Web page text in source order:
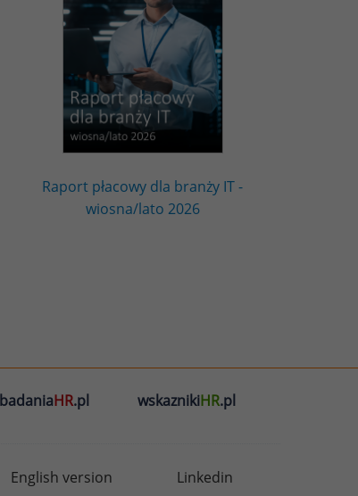
Raport płacowy dla branży IT -
wiosna/lato 2026
badaniaHR.pl wskaznikiHR.pl
English version Linkedin